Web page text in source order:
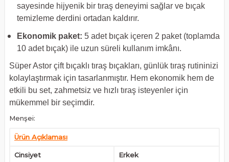
sayesinde hijyenik bir tıraş deneyimi sağlar ve bıçak
temizleme derdini ortadan kaldırır.
Ekonomik paket: 5 adet bıçak içeren 2 paket (toplamda
10 adet bıçak) ile uzun süreli kullanım imkânı.
Süper Astor çift bıçaklı tıraş bıçakları, günlük tıraş rutininizi
kolaylaştırmak için tasarlanmıştır. Hem ekonomik hem de
etkili bu set, zahmetsiz ve hızlı tıraş isteyenler için
mükemmel bir seçimdir.
Menşei:
Ürün Açıklaması
Cinsiyet Erkek